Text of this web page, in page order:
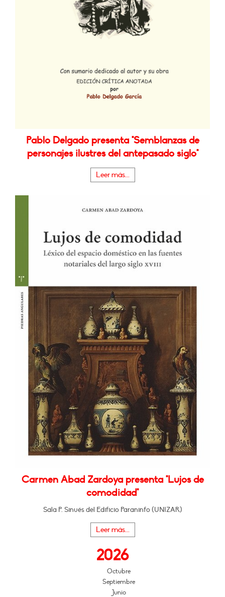
Pablo Delgado presenta "Semblanzas de
personajes ilustres del antepasado siglo"
Leer más...
Carmen Abad Zardoya presenta "Lujos de
comodidad"
Sala P. Sinués del Edificio Paraninfo (UNIZAR)
Leer más...
2026
Octubre
Septiembre
Junio